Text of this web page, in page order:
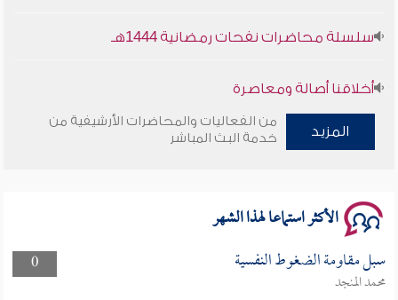
سلسلة محاضرات نفحات رمضانية 1444هـ
أخلاقنا أصالة ومعاصرة
وأمنهم من خوف 9
المزيد
من الفعاليات والمحاضرات الأرشيفية من
خدمة البث المباشر
الأكثر استماعا لهذا الشهر
0 سبل مقاومة الضغوط النفسية
محمد المنجد